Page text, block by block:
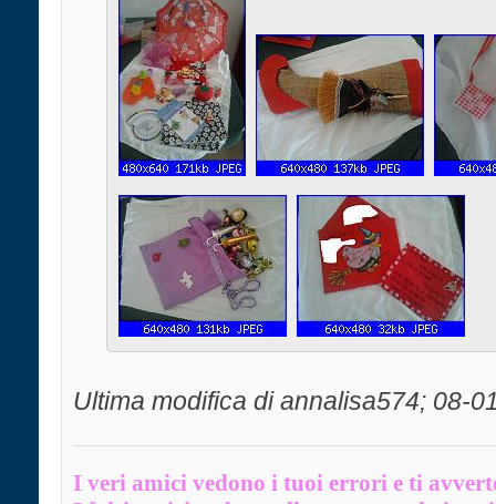
Ultima modifica di annalisa574; 08-
I veri amici vedono i tuoi errori e ti